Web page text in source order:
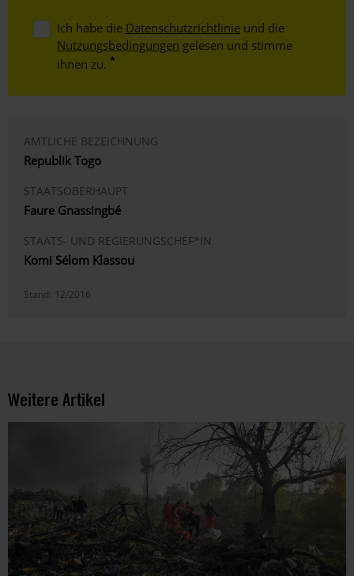
Ich habe die Datenschutzrichtlinie und die
Nutzungsbedingungen gelesen und stimme
ihnen zu.
AMTLICHE BEZEICHNUNG
Republik Togo
STAATSOBERHAUPT
Faure Gnassingbé
STAATS- UND REGIERUNGSCHEF*IN
Komi Sélom Klassou
Stand: 12/2016
Weitere Artikel